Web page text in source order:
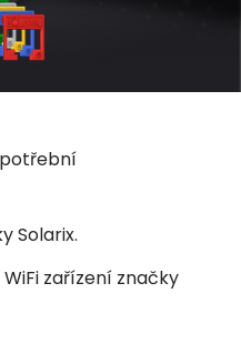
Solarix.
zařízení značky